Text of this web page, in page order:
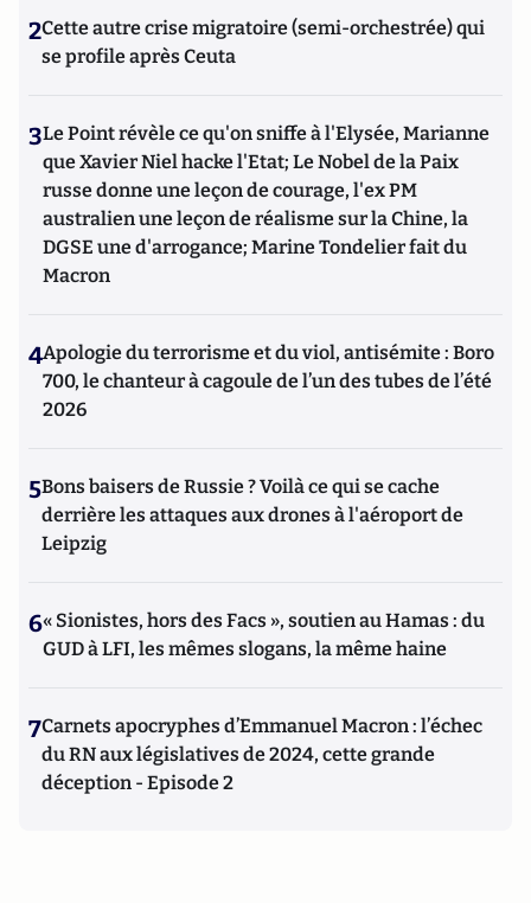
2Cette autre crise migratoire (semi-orchestrée) qui
se profile après Ceuta
3Le Point révèle ce qu'on sniffe à l'Elysée, Marianne
que Xavier Niel hacke l'Etat; Le Nobel de la Paix
russe donne une leçon de courage, l'ex PM
australien une leçon de réalisme sur la Chine, la
DGSE une d'arrogance; Marine Tondelier fait du
Macron
4Apologie du terrorisme et du viol, antisémite : Boro
700, le chanteur à cagoule de l’un des tubes de l’été
2026
5Bons baisers de Russie ? Voilà ce qui se cache
derrière les attaques aux drones à l'aéroport de
Leipzig
6« Sionistes, hors des Facs », soutien au Hamas : du
GUD à LFI, les mêmes slogans, la même haine
7Carnets apocryphes d’Emmanuel Macron : l’échec
du RN aux législatives de 2024, cette grande
déception - Episode 2